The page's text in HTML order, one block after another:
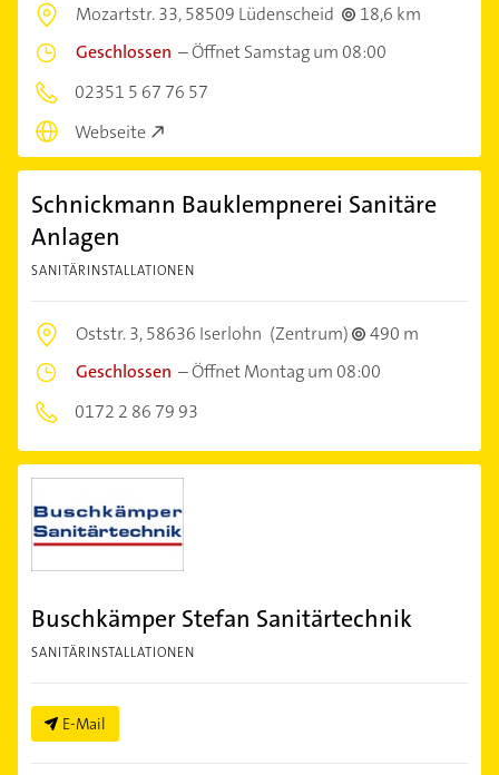
Mozartstr. 33,58509 Lüdenscheid
18,6 km
Geschlossen –Öffnet Samstag um 08:00
02351 5 67 76 57
Webseite
Schnickmann Bauklempnerei Sanitäre
Anlagen
SANITÄRINSTALLATIONEN
Oststr. 3,58636 Iserlohn (Zentrum)
490 m
Geschlossen –Öffnet Montag um 08:00
0172 2 86 79 93
Buschkämper Stefan Sanitärtechnik
SANITÄRINSTALLATIONEN
E-Mail